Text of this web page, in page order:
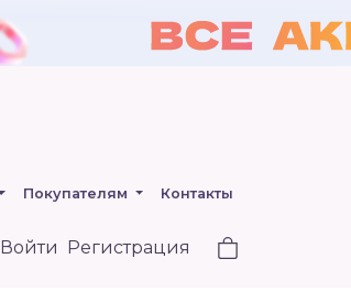
Покупателям Контакты
Войти Регистрация